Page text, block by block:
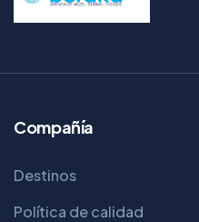
Compañía
Destinos
Política de calidad